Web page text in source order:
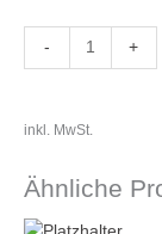
- +
inkl. MwSt.
Ähnliche